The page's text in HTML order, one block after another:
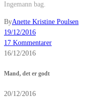
Ingemann bag.
ByAnette Kristine Poulsen
19/12/2016
17 Kommentarer
16/12/2016
Mand, det er godt
20/12/2016